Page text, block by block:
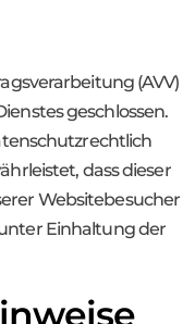
(AVV)
geschlossen.
dass dieser
Websitebesucher
Einhaltung der